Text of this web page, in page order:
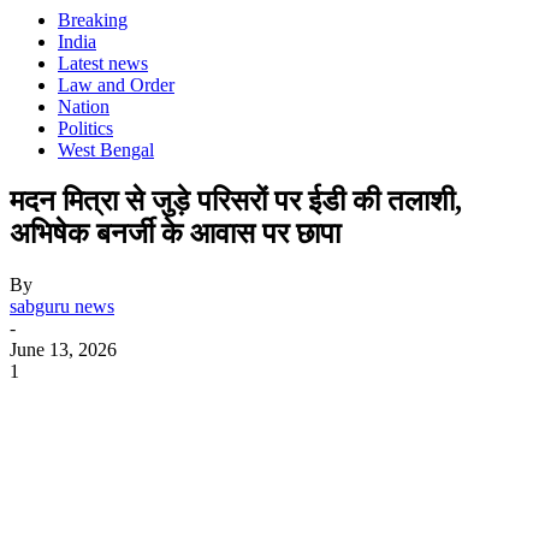
Breaking
India
Latest news
Law and Order
Nation
Politics
West Bengal
मदन मित्रा से जुड़े परिसरों पर ईडी की तलाशी,
अभिषेक बनर्जी के आवास पर छापा
By
sabguru news
-
June 13, 2026
1